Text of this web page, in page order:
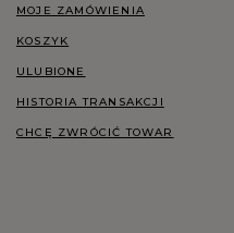
MOJE ZAMÓWIENIA
KOSZYK
ULUBIONE
HISTORIA TRANSAKCJI
CHCĘ ZWRÓCIĆ TOWAR